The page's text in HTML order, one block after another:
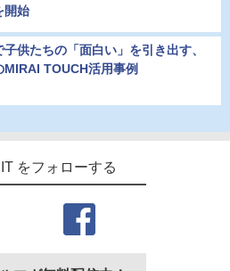
開始
供たちの「面白い」を引き出す、
MIRAI TOUCH活用事例
をフォローする